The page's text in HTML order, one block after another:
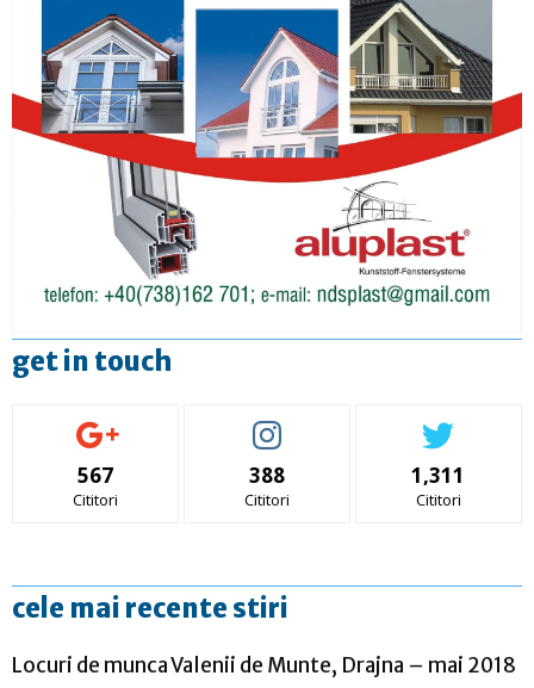
get in touch
567
Cititori
388
Cititori
1,311
Cititori
cele mai recente stiri
Locuri de munca Valenii de Munte, Drajna – mai 2018